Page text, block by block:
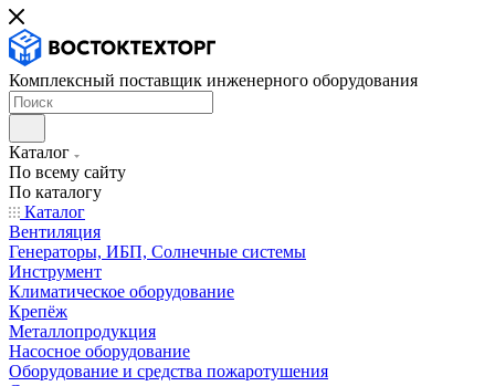
Комплексный поставщик инженерного оборудования
Каталог
По всему сайту
По каталогу
Каталог
Вентиляция
Генераторы, ИБП, Солнечные системы
Инструмент
Климатическое оборудование
Крепёж
Металлопродукция
Насосное оборудование
Оборудование и средства пожаротушения